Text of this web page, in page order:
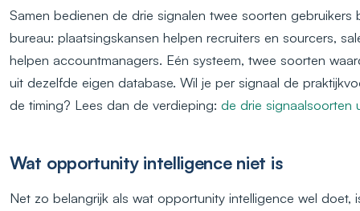
Samen bedienen de drie signalen twee soorten gebruikers
bureau: plaatsingskansen helpen recruiters en sourcers,
helpen accountmanagers. Eén systeem, twee soorten
uit dezelfde eigen database. Wil je per signaal de
de timing? Lees dan de verdieping: de drie signaalsoorten
Wat opportunity intelligence niet is
Net zo belangrijk als wat opportunity intelligence wel doet,